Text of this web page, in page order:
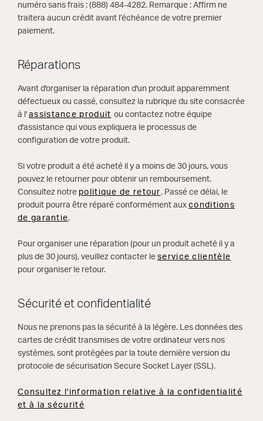
numéro sans frais : (888) 484-4282. Remarque : Affirm ne
traitera aucun crédit avant l’échéance de votre premier
paiement.
Réparations
Avant d'organiser la réparation d'un produit apparemment
défectueux ou cassé, consultez la rubrique du site consacrée
à l' assistance produit ou contactez notre équipe
d'assistance qui vous expliquera le processus de
configuration de votre produit.
Si votre produit a été acheté il y a moins de 30 jours, vous
pouvez le retourner pour obtenir un remboursement.
Consultez notre politique de retour . Passé ce délai, le
produit pourra être réparé conformément aux conditions
de garantie.
Pour organiser une réparation (pour un produit acheté il y a
plus de 30 jours), veuillez contacter le service clientèle
pour organiser le retour.
Sécurité et confidentialité
Nous ne prenons pas la sécurité à la légère. Les données des
cartes de crédit transmises de votre ordinateur vers nos
systèmes, sont protégées par la toute dernière version du
protocole de sécurisation Secure Socket Layer (SSL).
Consultez l'information relative à la confidentialité
et à la sécurité